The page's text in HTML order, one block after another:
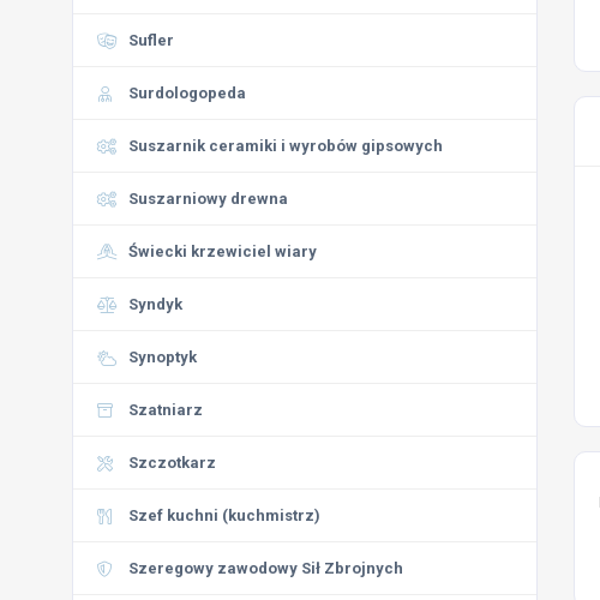
Sufler
Surdologopeda
Suszarnik ceramiki i wyrobów gipsowych
Suszarniowy drewna
Świecki krzewiciel wiary
Syndyk
Synoptyk
Szatniarz
Szczotkarz
Szef kuchni (kuchmistrz)
Szeregowy zawodowy Sił Zbrojnych